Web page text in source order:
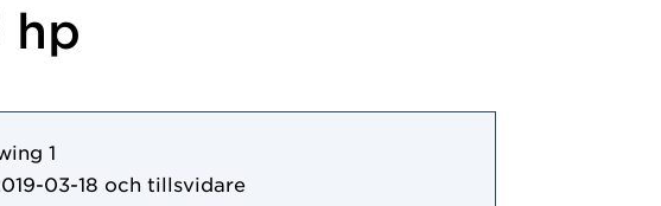
hp
1
03-18 och tillsvidare